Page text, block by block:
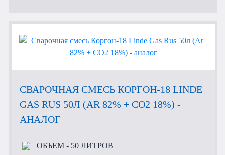
СВАРОЧНАЯ СМЕСЬ КОРГОН-18 LINDE
GAS RUS 50Л (AR 82% + CO2 18%) -
АНАЛОГ
ОБЪЕМ- 50 ЛИТРОВ